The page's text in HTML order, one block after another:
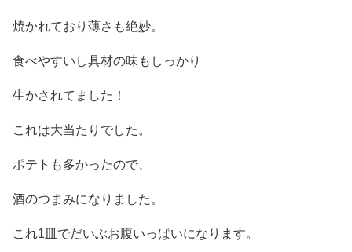
焼かれており薄さも絶妙。
食べやすいし具材の味もしっかり
生かされてました！
これは大当たりでした。
ポテトも多かったので、
酒のつまみになりました。
これ1皿でだいぶお腹いっぱいになります。